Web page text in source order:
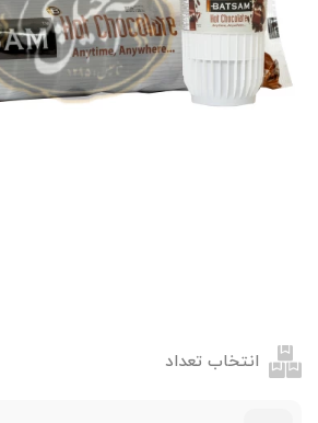
انتخاب تعداد